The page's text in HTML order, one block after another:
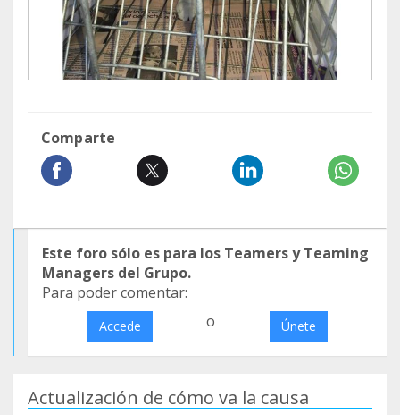
Comparte
Este foro sólo es para los Teamers y Teaming
Managers del Grupo.
Para poder comentar:
Accede o Únete
Actualización de cómo va la causa